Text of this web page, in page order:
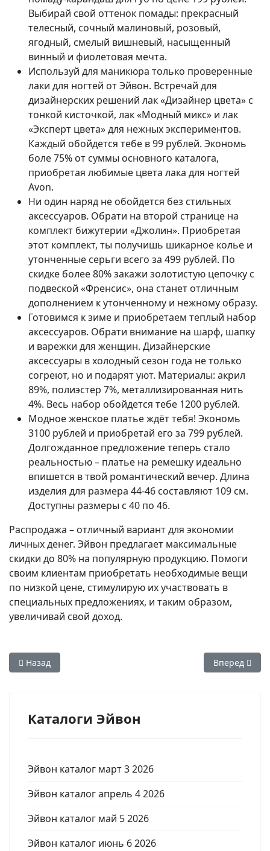
Выбирай свой оттенок помады: прекрасный
телесный, сочный малиновый, розовый,
ягодный, смелый вишневый, насыщенный
винный и фиолетовая мечта.
Используй для маникюра только проверенные
лаки для ногтей от Эйвон. Встречай для
дизайнерских решений лак «Дизайнер цвета» с
тонкой кисточкой, лак «Модный микс» и лак
«Эксперт цвета» для нежных экспериментов.
Каждый обойдется тебе в 99 рублей. Экономь
боле 75% от суммы основного каталога,
приобретая любимые цвета лака для ногтей
Avon.
Ни один наряд не обойдется без стильных
аксессуаров. Обрати на второй странице на
комплект бижутерии «Джолин». Приобретая
этот комплект, ты получишь шикарное колье и
утонченные серьги всего за 499 рублей. По
скидке более 80% закажи золотистую цепочку с
подвеской «Френсис», она станет отличным
дополнением к утонченному и нежному образу.
Готовимся к зиме и приобретаем теплый набор
аксессуаров. Обрати внимание на шарф, шапку
и варежки для женщин. Дизайнерские
аксессуары в холодный сезон года не только
согреют, но и подарят уют. Материалы: акрил
89%, полиэстер 7%, металлизированная нить
4%. Весь набор обойдется тебе 1200 рублей.
Модное женское платье ждёт тебя! Экономь
3100 рублей и приобретай его за 799 рублей.
Долгожданное предложение теперь стало
реальностью – платье на ремешку идеально
впишется в твой романтический вечер. Длина
изделия для размера 44-46 составляют 109 см.
Доступны размеры с 40 по 46.
Распродажа – отличный вариант для экономии
личных денег. Эйвон предлагает максимальные
скидки до 80% на популярную продукцию. Помоги
своим клиентам приобретать необходимые вещи
по низкой цене, стимулирую их участвовать в
специальных предложениях, и таким образом,
увеличивай свой доход.
Предыдущий: Распродажа Эйвон 16 2018 Аутлет смотреть
Назад Следующий:
Вперед
Каталоги Эйвон
Эйвон каталог март 3 2026
Эйвон каталог апрель 4 2026
Эйвон каталог май 5 2026
Эйвон каталог июнь 6 2026